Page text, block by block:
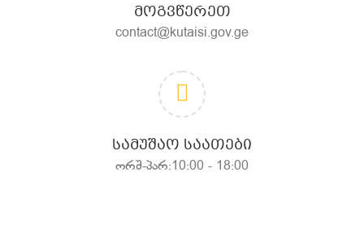
ᲛᲝᲒᲕᲬᲔᲠᲔᲗ
contact@kutaisi.gov.ge
ᲡᲐᲛᲣᲨᲐᲝ ᲡᲐᲐᲗᲔᲑᲘ
ორშ-პარ:10:00 - 18:00